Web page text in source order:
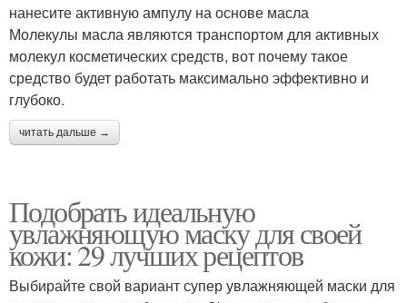
нанесите активную ампулу на основе масла
Молекулы масла являются транспортом для активных
молекул косметических средств, вот почему такое
средство будет работать максимально эффективно и
глубоко.
читать дальше →
Подобрать идеальную
увлажняющую маску для своей
кожи: 29 лучших рецептов
Выбирайте свой вариант супер увлажняющей маски для